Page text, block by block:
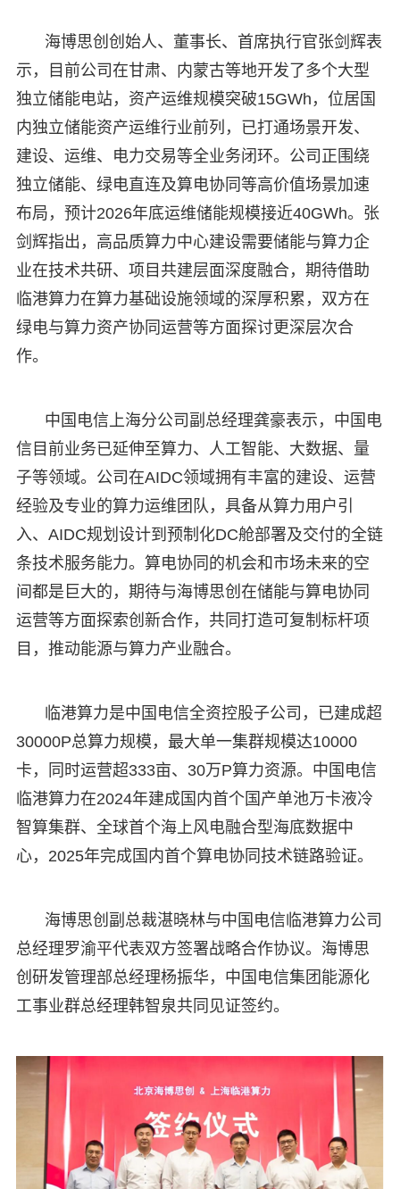
海博思创创始人、董事长、首席执行官张剑辉表
示，目前公司在甘肃、内蒙古等地开发了多个大型
独立储能电站，资产运维规模突破15GWh，位居国
内独立储能资产运维行业前列，已打通场景开发、
建设、运维、电力交易等全业务闭环。公司正围绕
独立储能、绿电直连及算电协同等高价值场景加速
布局，预计2026年底运维储能规模接近40GWh。张
剑辉指出，高品质算力中心建设需要储能与算力企
业在技术共研、项目共建层面深度融合，期待借助
临港算力在算力基础设施领域的深厚积累，双方在
绿电与算力资产协同运营等方面探讨更深层次合
作。
中国电信上海分公司副总经理龚豪表示，中国电
信目前业务已延伸至算力、人工智能、大数据、量
子等领域。公司在AIDC领域拥有丰富的建设、运营
经验及专业的算力运维团队，具备从算力用户引
入、AIDC规划设计到预制化DC舱部署及交付的全链
条技术服务能力。算电协同的机会和市场未来的空
间都是巨大的，期待与海博思创在储能与算电协同
运营等方面探索创新合作，共同打造可复制标杆项
目，推动能源与算力产业融合。
临港算力是中国电信全资控股子公司，已建成超
30000P总算力规模，最大单一集群规模达10000
卡，同时运营超333亩、30万P算力资源。中国电信
临港算力在2024年建成国内首个国产单池万卡液冷
智算集群、全球首个海上风电融合型海底数据中
心，2025年完成国内首个算电协同技术链路验证。
海博思创副总裁湛晓林与中国电信临港算力公司
总经理罗渝平代表双方签署战略合作协议。海博思
创研发管理部总经理杨振华，中国电信集团能源化
工事业群总经理韩智泉共同见证签约。